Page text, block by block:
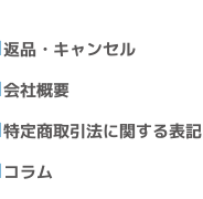
返品・キャンセル
会社概要
特定商取引法に関する表記
コラム